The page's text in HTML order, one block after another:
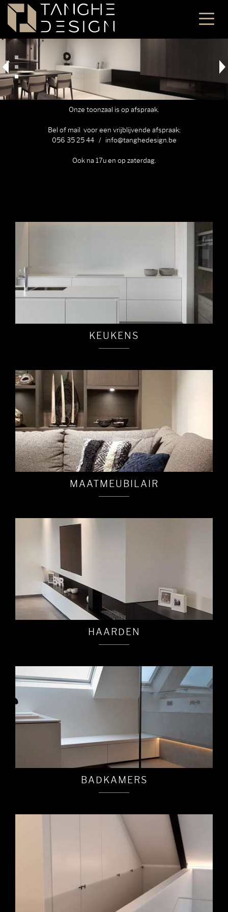
Onze toonzaal is op afspraak.
Bel of mail voor een vrijblijvende afspraak:
056 35 25 44 / info@tanghedesign.be
Ook na 17u en op zaterdag.
KEUKENS
MAATMEUBILAIR
HAARDEN
BADKAMERS